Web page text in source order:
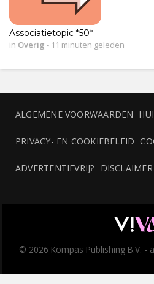
Associatietopic *50*
in Overig - 11 minuten geleden
ALGEMENE VOORWAARDEN
PRIVACY- EN COOKIEBELEID
ADVERTENTIEVRIJ? DISCLAIMER
© 2026 Kompas Publishing B.V. -